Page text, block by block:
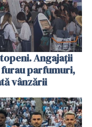
Angajații
parfumuri,
vânzării